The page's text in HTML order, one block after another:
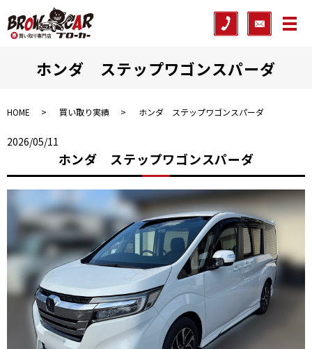
メ
ホンダ ステップワゴンスパーダ
HOME 買い取り実績 ホンダ ステップワゴンスパーダ
2026/05/11
ホンダ ステップワゴンスパーダ